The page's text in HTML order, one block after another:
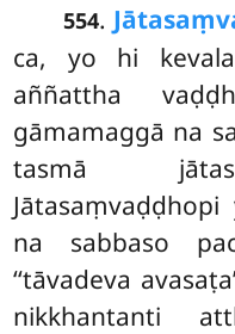
554.
ca, yo hi
aññattha
gāmamaggā na
tasmā
na sabbaso
‘‘tāvadeva
nikkhantanti